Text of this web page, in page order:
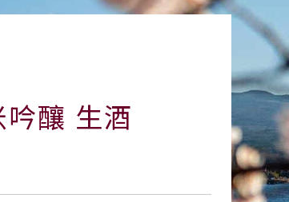
釀 生酒